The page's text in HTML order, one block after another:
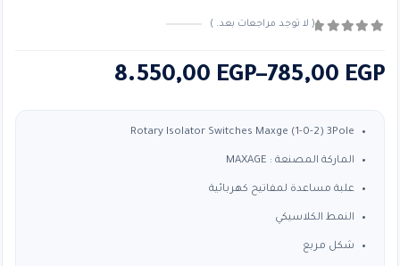
( لا توجد مراجعات بعد. )
785,00 EGP
–
8.550,00 EGP
نطاق
من
خلال
Rotary Isolator Switches Maxge (1-0-2) 3Pole
الماركة المصنعة : MAXAGE
علبة مساعدة لمفاتيح كهربائية
النمط الكلاسيكي
شكل مربع